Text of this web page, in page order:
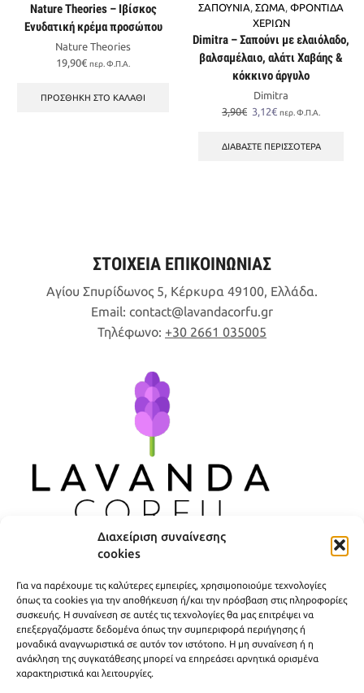
Διαχείριση συναίνεσης
cookies
Για να παρέχουμε τις καλύτερες εμπειρίες, χρησιμοποιούμε τεχνολογίες
όπως τα cookies για την αποθήκευση ή/και την πρόσβαση στις πληροφορίες
συσκευής. Η συναίνεση σε αυτές τις τεχνολογίες θα μας επιτρέψει να
επεξεργαζόμαστε δεδομένα όπως την συμπεριφορά περιήγησης ή
μοναδικά αναγνωριστικά σε αυτόν τον ιστότοπο. Η μη συναίνεση ή η
ανάκληση της συγκατάθεσης μπορεί να επηρεάσει αρνητικά ορισμένα
χαρακτηριστικά και λειτουργίες.
Nature Theories – Ιβίσκος
Ενυδατική κρέμα προσώπου
Nature Theories
19,90€ περ. Φ.Π.Α.
ΠΡΟΣΘΉΚΗ ΣΤΟ ΚΑΛΆΘΙ
ΣΑΠΟΥΝΙΑ ΣΩΜΑ ΦΡΟΝΤΙΔΑ
ΧΕΡΙΩΝ
Dimitra – Σαπούνι με ελαιόλαδο,
βαλσαμέλαιο, αλάτι Χαβάης &
κόκκινο άργυλο
Dimitra
3,90€ Original
was:
3,12€Η
τιμή
περ. Φ.Π.Α.
ΔΙΑΒΆΣΤΕ ΠΕΡΙΣΣΌΤΕΡΑ
ΣΤΟΙΧΕΙΑ ΕΠΙΚΟΙΝΩΝΙΑΣ
Αγίου Σπυρίδωνος 5, Κέρκυρα 49100, Ελλάδα.
Email: contact lavandacorfu gr
Τηλέφωνο: +30 2661 035005
ΧΡΗΣΙΜΟΙ ΣΥΝΔΕΣΜΟΙ
ΠΟΛΙΤΙΚΗ ΑΠΟΡΡΗΤΟΥ
ΟΡΟΙ ΧΡΗΣΗΣ
ΤΡΟΠΟΙ ΑΠΟΣΤΟΛΗΣ
ΤΡΟΠΟΙ ΠΛΗΡΩΜΗΣ